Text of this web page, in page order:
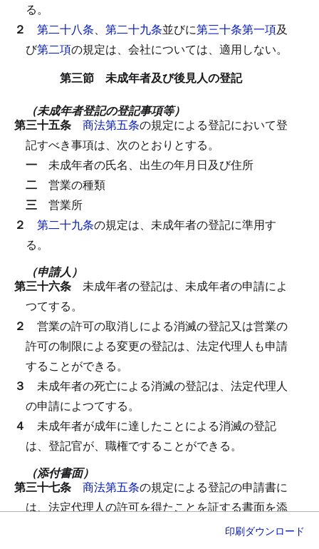
る。
２ 第二十八条、 第二十九条並びに第三十条第一項及
び第二項の規定は、会社については、適用しない。
第三節 未成年者及び後見人の登記
（未成年者登記の登記事項等）
第三十五条 商法第五条の規定による登記において登
記すべき事項は、次のとおりとする。
一 未成年者の氏名、出生の年月日及び住所
二 営業の種類
三 営業所
２ 第二十九条の規定は、未成年者の登記に準用す
る。
（申請人）
第三十六条 未成年者の登記は、未成年者の申請によ
つてする。
２ 営業の許可の取消しによる消滅の登記又は営業の
許可の制限による変更の登記は、法定代理人も申請
することができる。
３ 未成年者の死亡による消滅の登記は、法定代理人
の申請によつてする。
４ 未成年者が成年に達したことによる消滅の登記
は、登記官が、職権ですることができる。
（添付書面）
第三十七条 商法第五条の規定による登記の申請書に
は、法定代理人の許可を得たことを証する書面を添
ただし、申請書に法定代理
印刷ダウンロード